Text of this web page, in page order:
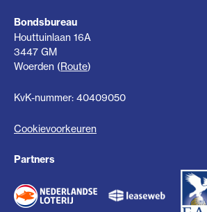
Bondsbureau
Houttuinlaan 16A
3447 GM
Woerden (Route)
KvK-nummer: 40409050
Cookievoorkeuren
Partners